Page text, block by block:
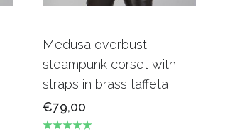
Medusa overbust
steampunk corset with
straps in brass taffeta
€79,00